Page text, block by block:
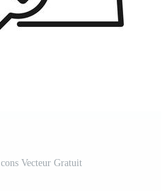
Vecteur Gratuit